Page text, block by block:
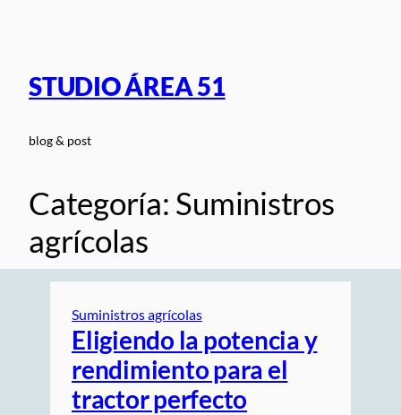
STUDIO ÁREA 51
blog & post
Categoría: Suministros
agrícolas
Suministros agrícolas
Eligiendo la potencia y
rendimiento para el
tractor perfecto